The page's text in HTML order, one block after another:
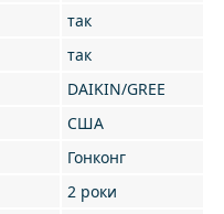
так
так
DAIKIN/GREE
США
Гонконг
2 роки